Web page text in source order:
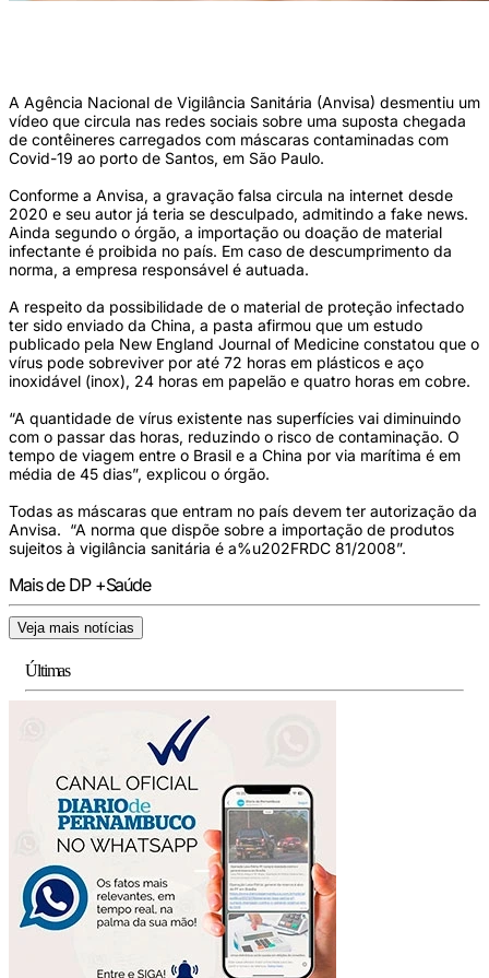
A Agência Nacional de Vigilância Sanitária (Anvisa) desmentiu um
vídeo que circula nas redes sociais sobre uma suposta chegada
de contêineres carregados com máscaras contaminadas com
Covid-19 ao porto de Santos, em São Paulo.
Conforme a Anvisa, a gravação falsa circula na internet desde
2020 e seu autor já teria se desculpado, admitindo a fake news.
Ainda segundo o órgão, a importação ou doação de material
infectante é proibida no país. Em caso de descumprimento da
norma, a empresa responsável é autuada.
A respeito da possibilidade de o material de proteção infectado
ter sido enviado da China, a pasta afirmou que um estudo
publicado pela New England Journal of Medicine constatou que o
vírus pode sobreviver por até 72 horas em plásticos e aço
inoxidável (inox), 24 horas em papelão e quatro horas em cobre.
“A quantidade de vírus existente nas superfícies vai diminuindo
com o passar das horas, reduzindo o risco de contaminação. O
tempo de viagem entre o Brasil e a China por via marítima é em
média de 45 dias”, explicou o órgão.
Todas as máscaras que entram no país devem ter autorização da
Anvisa. “A norma que dispõe sobre a importação de produtos
sujeitos à vigilância sanitária é a%u202FRDC 81/2008”.
Mais de DP +Saúde
Veja mais notícias
Últimas